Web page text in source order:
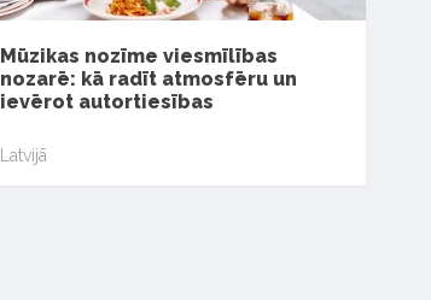
Mūzikas nozīme viesmīlības
nozarē: kā radīt atmosfēru un
ievērot autortiesības
Latvijā